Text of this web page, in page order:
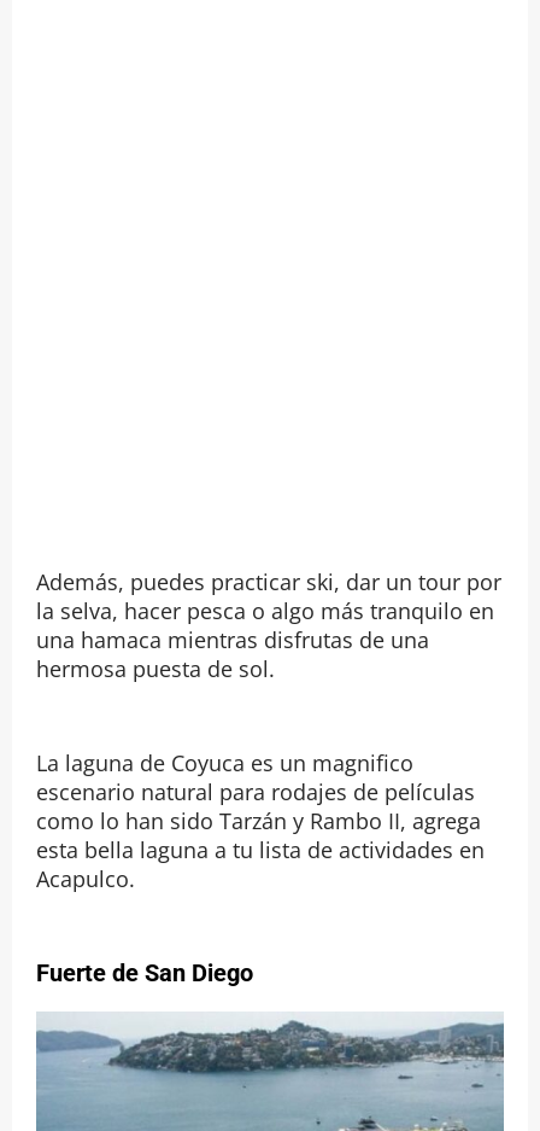
Además, puedes practicar ski, dar un tour por
la selva, hacer pesca o algo más tranquilo en
una hamaca mientras disfrutas de una
hermosa puesta de sol.
La laguna de Coyuca es un magnifico
escenario natural para rodajes de películas
como lo han sido Tarzán y Rambo II, agrega
esta bella laguna a tu lista de actividades en
Acapulco.
Fuerte de San Diego